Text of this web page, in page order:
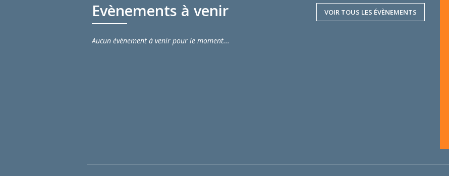
Evènements à venir VOIR TOUS LES ÉVÈNEMENTS
Aucun évènement à venir pour le moment...